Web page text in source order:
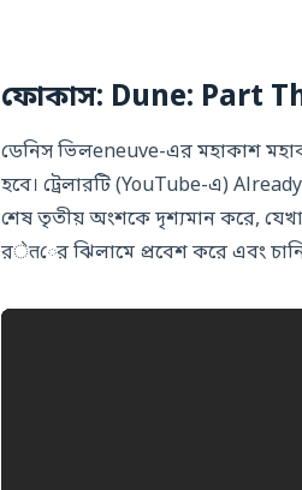
ফোকাস: Dune: Part
ডেনিস ভিলeneuve-এর মহাকাশ
হবে। ট্রেলারটি (YouTube-এ)
শেষ তৃতীয় অংশকে দৃশ্যমান করে,
রेतের ঝিলামে প্রবেশ করে এবং